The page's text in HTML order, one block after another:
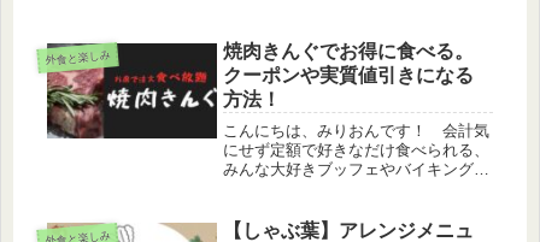
が、４つのコースがありコースによっ
て選べる商品が異なります。食べたい
モ...
外食と楽しみ
焼肉きんぐでお得に食べる。
クーポンや実質値引きになる
方法！
こんにちは、みりおんです！ 会計気
にせず定額で好きなだけ食べられる、
みんな大好きブッフェやバイキング！
が、定価より安く食べる方法がいくつ
外食と楽しみ 【しゃぶ葉】アレンジメニュ